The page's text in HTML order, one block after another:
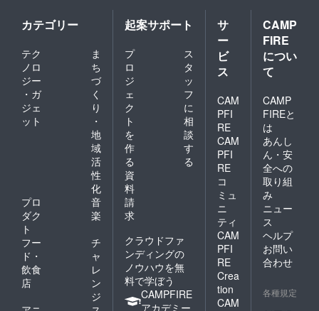
ヴィ
ジョン
クリエ
イト(収
録時
間：14
ディア
にモテ
る文化
人にな
るに
は」by
鶴間政
行✕お
かざき
なな
(収録時
間：10
分) -東
洋医学
と腟ケ
ア基礎
船水隆
カテゴリー
テク
ノロ
ジー
・ガ
ジェ
ット
ま
ち
づ
く
り
・
地
域
活
性
化
プロ
ダク
ト
音
楽
フー
ド・
飲食
店
チ
ャ
レ
ン
ジ
起案サポート
プ
ロ
ジ
ェ
ク
ト
を
作
る
ス
タ
ッ
フ
に
相
談
す
る
資
料
請
求
クラウドファ
ンディングの
ノウハウを無
料で学ぼう
CAMPFIRE
アカデミー
サ
ー
ビ
ス
CAM
PFI
RE
CAM
PFI
RE
コ
ミュ
ニ
ティ
CAM
PFI
RE
Crea
tion
CAM
CAMP
FIRE
につい
て
CAMP
FIREと
は
あんし
ん・安
全への
取り組
み
ニュー
ス
ヘルプ
お問い
合わせ
各種規定